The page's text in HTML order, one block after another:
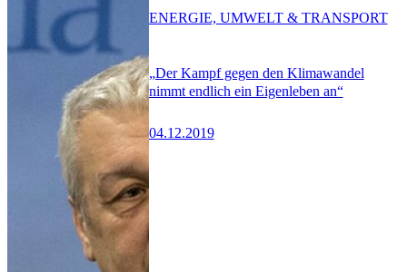
„Der Kampf gegen den Klimawandel
nimmt endlich ein Eigenleben an“
04.12.2019
ENERGIE, UMWELT & TRANSPORT